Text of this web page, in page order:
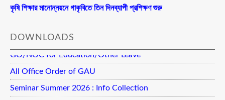
কৃষি শিক্ষার মানোন্নয়নে গাকৃবিতে তিন দিনব্যাপী প্রশিক্ষণ শুরু
DOWNLOADS
GO/NOC for Education/Other Leave
All Office Order of GAU
Seminar Summer 2026 : Info Collection